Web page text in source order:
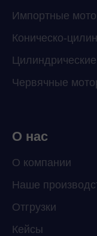
Импортные
Коническо-
Червячные
О нас
О компании
Наше
Отгрузки
Кейсы